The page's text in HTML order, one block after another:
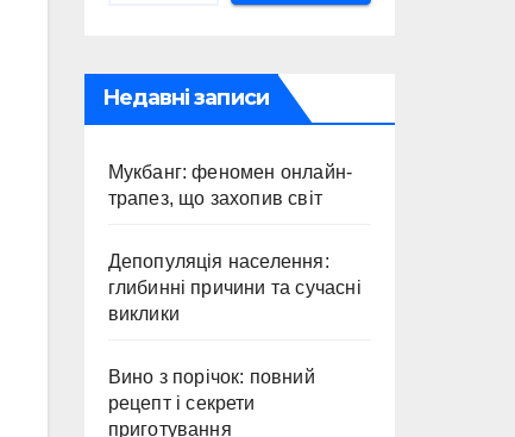
Недавні записи
Мукбанг: феномен онлайн-
трапез, що захопив світ
Депопуляція населення:
глибинні причини та сучасні
виклики
Вино з порічок: повний
рецепт і секрети
приготування